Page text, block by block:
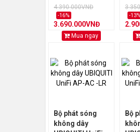
Pro
4.390.000VNĐ
-16%
3.690.000VNĐ
Mua ngay
RGB
-
Bộ phát sóng
không dây
Bộ